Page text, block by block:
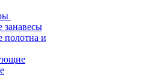
занавесы
полотна и